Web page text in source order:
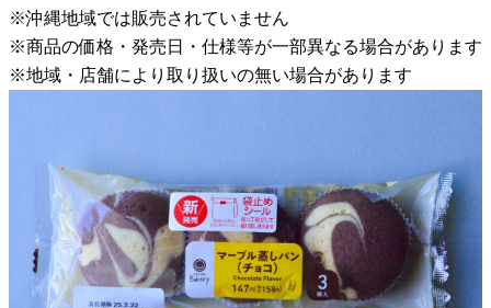
※沖縄地域では販売されていません
※商品の価格・発売日・仕様等が一部異なる場合があります
※地域・店舗により取り扱いの無い場合があります